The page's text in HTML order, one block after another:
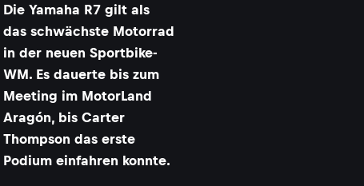
Die Yamaha R7 gilt als
das schwächste Motorrad
in der neuen Sportbike-
WM. Es dauerte bis zum
Meeting im MotorLand
Aragón, bis Carter
Thompson das erste
Podium einfahren konnte.